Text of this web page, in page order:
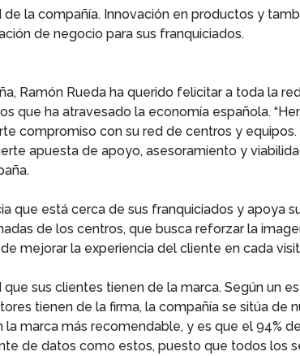
la compañía. Innovación en productos y
de negocio para sus franquiciados.
Ramón Rueda ha querido felicitar a toda la
que ha atravesado la economía española.
compromiso con su red de centros y
apuesta de apoyo, asesoramiento y
que está cerca de sus franquiciados y apoya
de los centros, que busca reforzar la
mejorar la experiencia del cliente en cada
sus clientes tienen de la marca. Según un
tienen de la firma, la compañía se sitúa de
marca más recomendable, y es que el 94%
de datos como estos, puesto que todos los